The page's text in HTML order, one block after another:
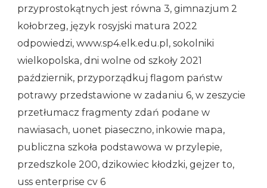
przyprostokątnych jest równa 3, gimnazjum 2
kołobrzeg, język rosyjski matura 2022
odpowiedzi, www.sp4.elk.edu.pl, sokolniki
wielkopolska, dni wolne od szkoły 2021
październik, przyporządkuj flagom państw
potrawy przedstawione w zadaniu 6, w zeszycie
przetłumacz fragmenty zdań podane w
nawiasach, uonet piaseczno, inkowie mapa,
publiczna szkoła podstawowa w przylepie,
przedszkole 200, dzikowiec kłodzki, gejzer to,
uss enterprise cv 6